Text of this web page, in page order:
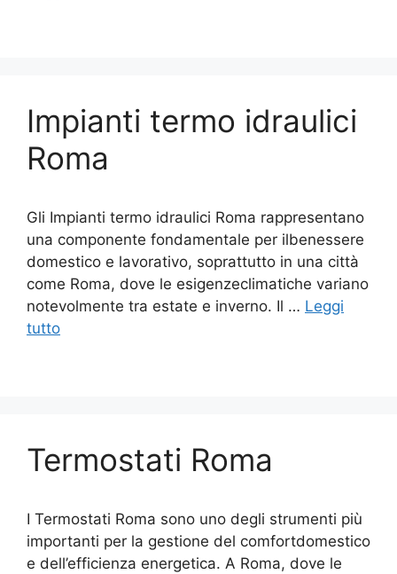
Impianti termo idraulici
Roma
Gli Impianti termo idraulici Roma rappresentano
una componente fondamentale per ilbenessere
domestico e lavorativo, soprattutto in una città
come Roma, dove le esigenzeclimatiche variano
notevolmente tra estate e inverno. Il … Leggi
tutto
Termostati Roma
I Termostati Roma sono uno degli strumenti più
importanti per la gestione del comfortdomestico
e dell’efficienza energetica. A Roma, dove le